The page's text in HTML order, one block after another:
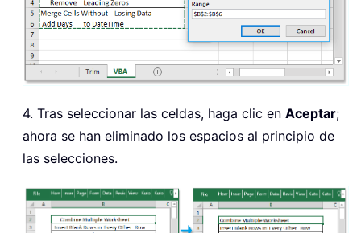
4. Tras seleccionar las celdas, haga clic en Aceptar;
ahora se han eliminado los espacios al principio de
las selecciones.